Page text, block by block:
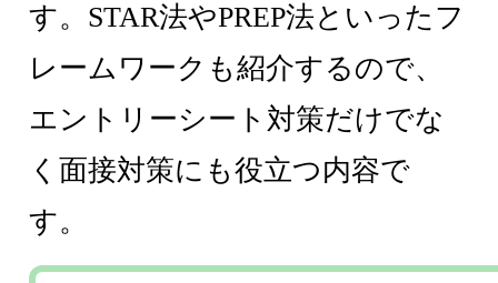
す。STAR法やPREP法といったフ
レームワークも紹介するので、
エントリーシート対策だけでな
く面接対策にも役立つ内容で
す。